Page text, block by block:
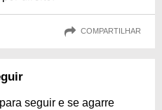
COMPARTILHAR
seguir e se agarre